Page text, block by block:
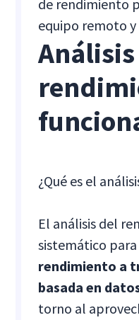
de rendimiento
equipo remoto
¿Qué es el
El análisis del
sistemático para
rendimiento a
basada en
torno al